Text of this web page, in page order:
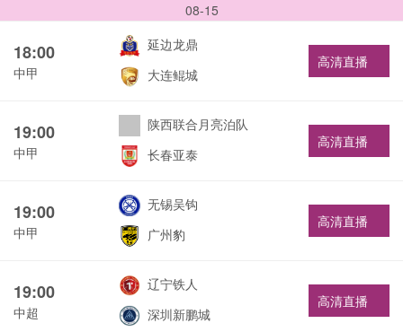
08-15
18:00
中甲
延边龙鼎
大连鲲城
高清直播
19:00
中甲
陕西联合月亮泊队
长春亚泰
高清直播
19:00
中甲
无锡吴钩
广州豹
高清直播
19:00
中超
辽宁铁人
深圳新鹏城
高清直播